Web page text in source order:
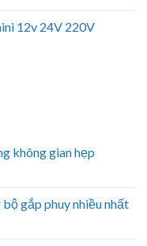
12v 24V 220V
không gian hẹp
gắp phuy nhiều nhất